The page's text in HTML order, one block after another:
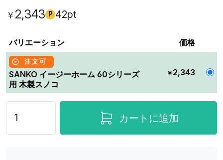
￥ 2,343 P 42pt
バリエーション 価格
注文可
SANKO イージーホーム 60シリーズ
用 木製スノコ
￥ 2,343
カートに追加